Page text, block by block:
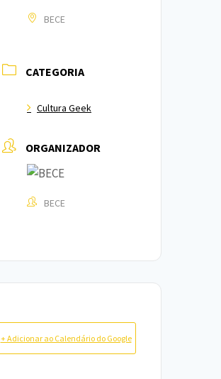
BECE
CATEGORIA
Cultura Geek
ORGANIZADOR
BECE
+ Adicionar ao Calendário do Google